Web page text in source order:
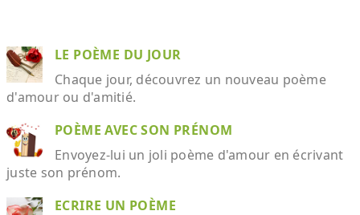
LE POÈME DU JOUR
Chaque jour, découvrez un nouveau poème
d'amour ou d'amitié.
POÈME AVEC SON PRÉNOM
Envoyez-lui un joli poème d'amour en écrivant
juste son prénom.
ECRIRE UN POÈME